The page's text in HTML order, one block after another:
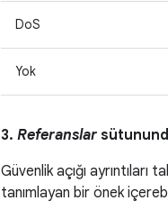
DoS
Yok
3. Referanslar
Güvenlik açığı ayrıntıları
tanımlayan bir önek